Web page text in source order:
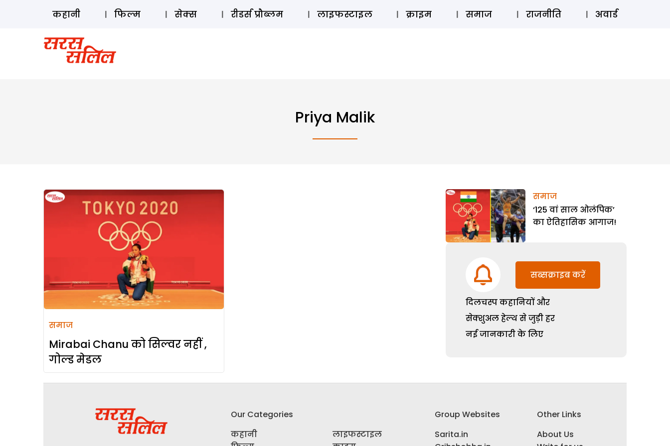
ऑडियो स्टोरी लॉग इन ⚲ SUBSCRIBE
कहानी फिल्म सेक्स रीडर्स प्रौब्लम लाइफस्टाइल क्राइम समाज राजनीति अवार्ड
Priya Malik
समाज
Mirabai Chanu को सिल्वर नहीं ,
गोल्ड मेडल
समाज
‘125 वां साल ओलंपिक’
का ऐतिहासिक आगाज!
दिलचस्प कहानियों और
सेक्शुअल हेल्थ से जुड़ी हर
नई जानकारी के लिए
सब्सक्राइब करें
Our Categories
कहानी
लाइफस्टाइल
Group Websites
Sarita.in
Other Links
About Us